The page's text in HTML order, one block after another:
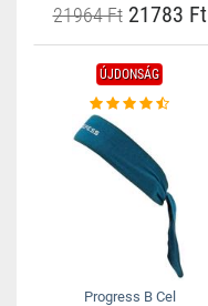
21964 Ft21783 Ft
ÚJDONSÁG
Progress B Cel